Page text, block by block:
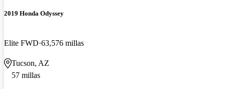
2019 Honda Odyssey
Elite FWD 63,576 millas
Tucson, AZ
57 millas